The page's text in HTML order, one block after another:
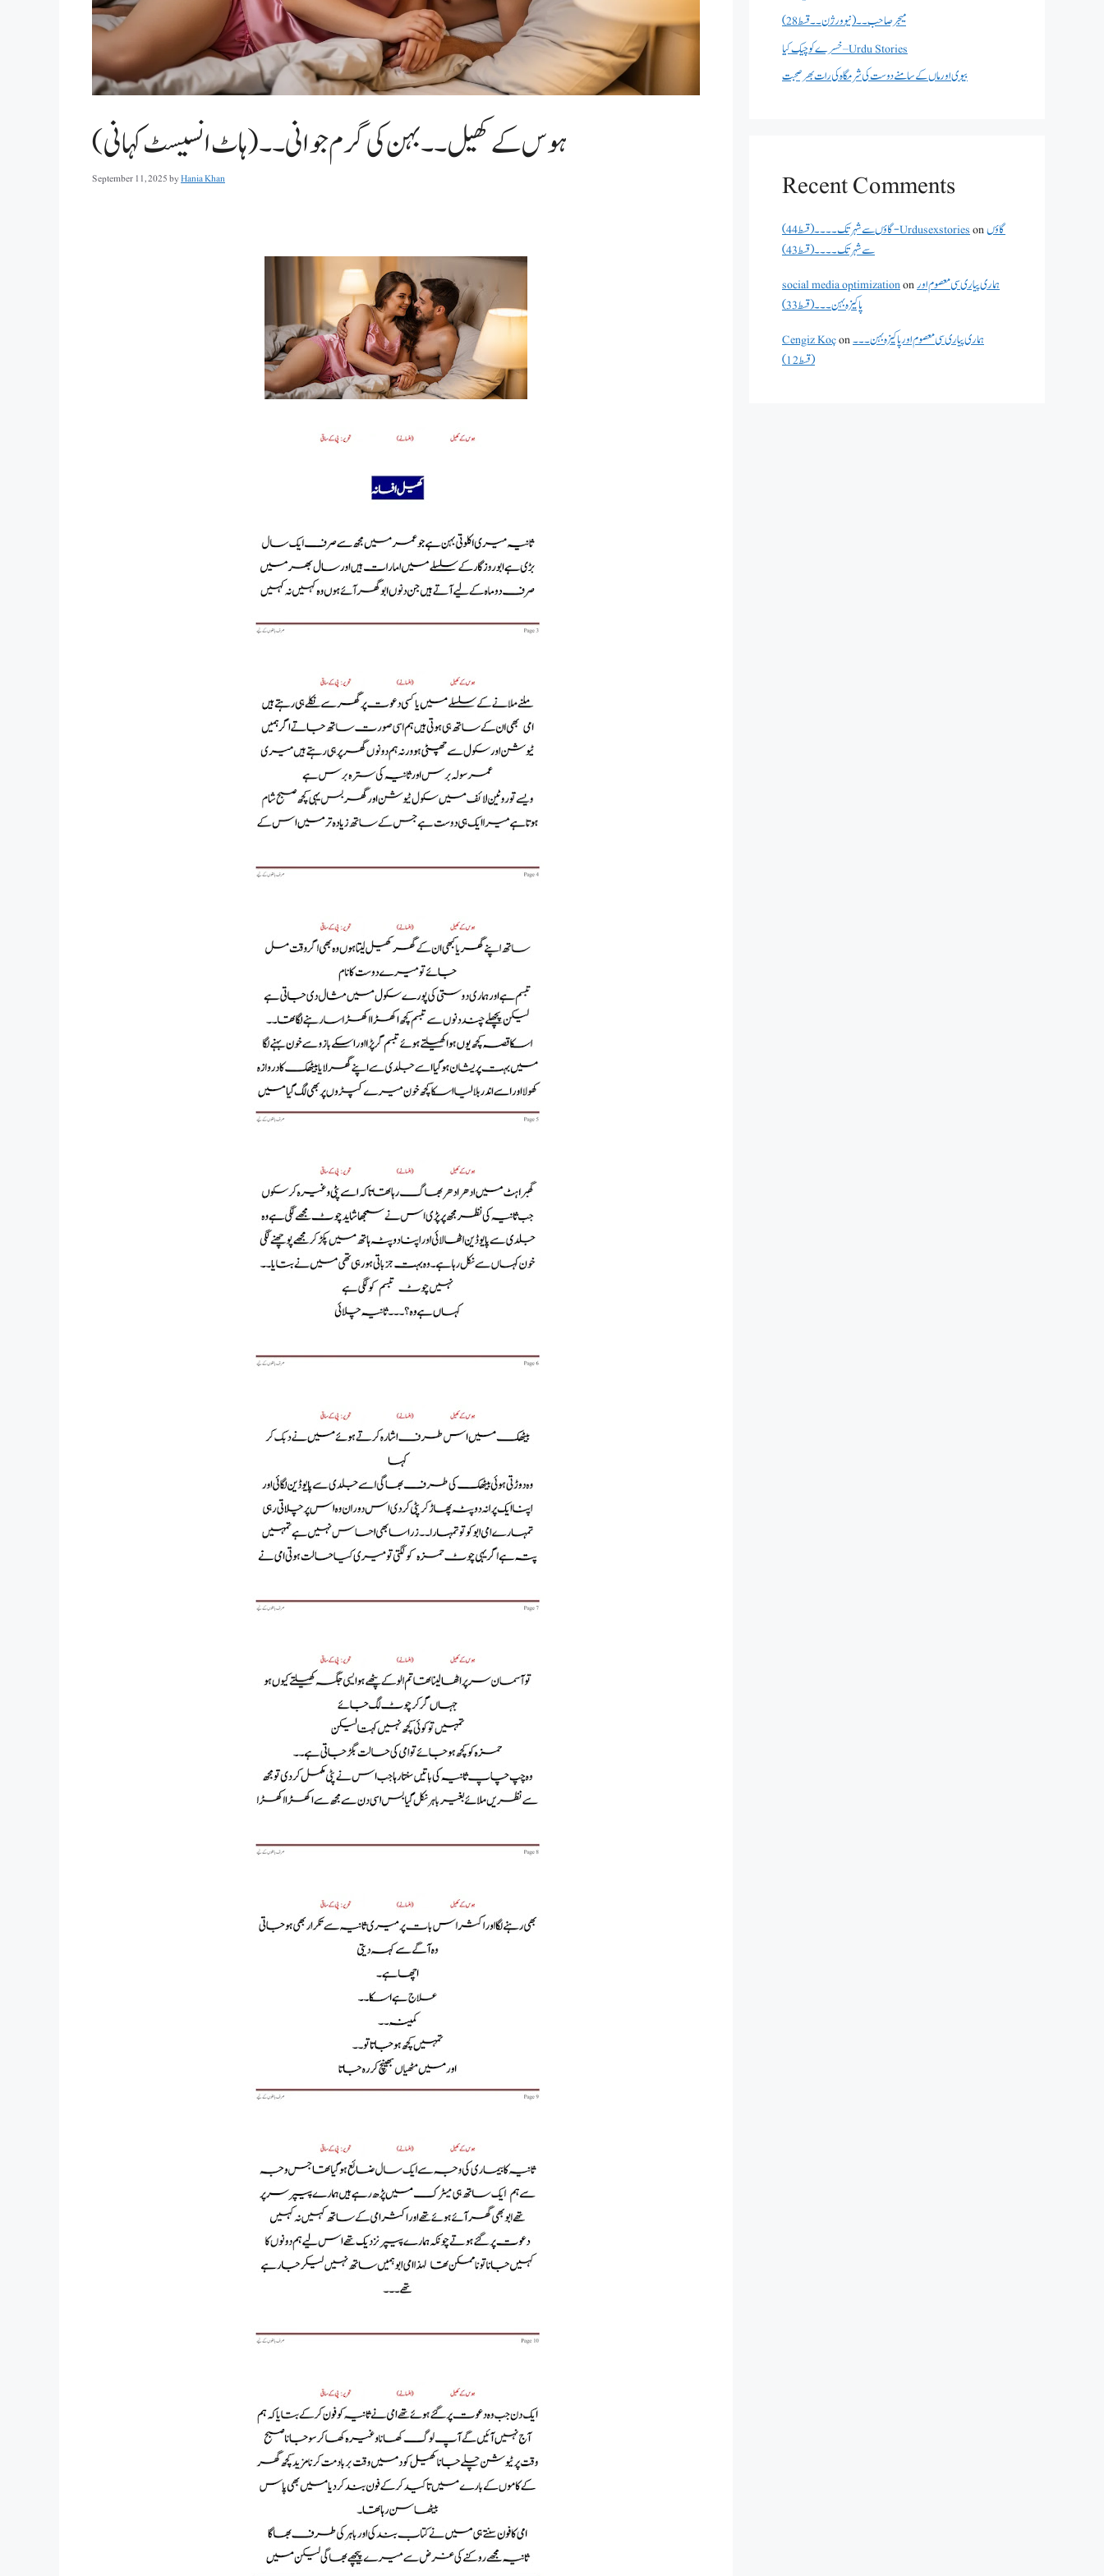
ہوس کے کھیل ۔۔بہن کی گرم جوانی ۔۔(ہاٹ انسیسٹ کہانی)
September 11, 2025byHania Khan
میجر صاحب۔۔( نیو ورژن ۔۔قسط 28)
خسرے کو چیک کیا – Urdu Stories
بیوی اور ماں کے سامنے دوست کی شرمگاہ کی رات بھر صحبت
Recent Comments
گاؤں سے شہر تک۔۔۔۔(قسط 44) - Urdusexstoriesonگاؤں
سے شہر تک۔۔۔۔(قسط 43)
social media optimizationonہماری پیاری سی معصوم اور
پاکیزہ بہن۔۔۔(قسط33)
Cengiz Koçonہماری پیاری سی معصوم اور پاکیزہ بہن۔۔۔
(قسط12)